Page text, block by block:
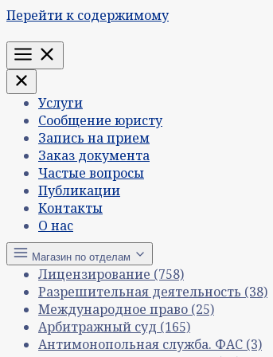
Перейти к содержимому
Меню
Услуги
Сообщение юристу
Запись на прием
Заказ документа
Частые вопросы
Публикации
Контакты
О нас
Магазин по отделам
Лицензирование (758)
Разрешительная деятельность (38)
Международное право (25)
Арбитражный суд (165)
Антимонопольная служба. ФАС (3)